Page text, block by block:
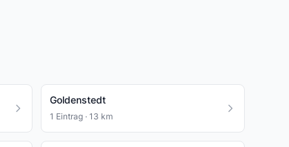
Goldenstedt
1 Eintrag · 13 km